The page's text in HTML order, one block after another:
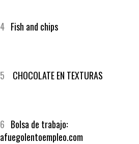
4 Fish and chips
5 CHOCOLATE EN TEXTURAS
6 Bolsa de trabajo:
afuegolentoempleo.com